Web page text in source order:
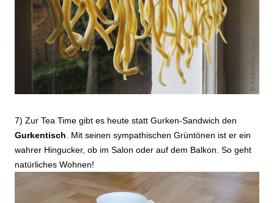
7) Zur Tea Time gibt es heute statt Gurken-Sandwich den
Gurkentisch . Mit seinen sympathischen Grüntönen ist er ein
wahrer Hingucker, ob im Salon oder auf dem Balkon. So geht
natürliches Wohnen!